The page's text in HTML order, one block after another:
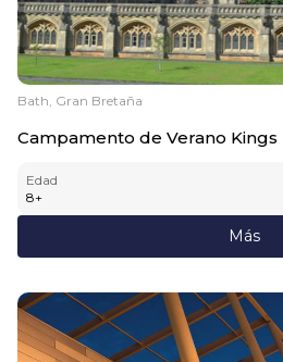
Bath, Gran Bretaña
Campamento de Verano
Edad
8+
Más